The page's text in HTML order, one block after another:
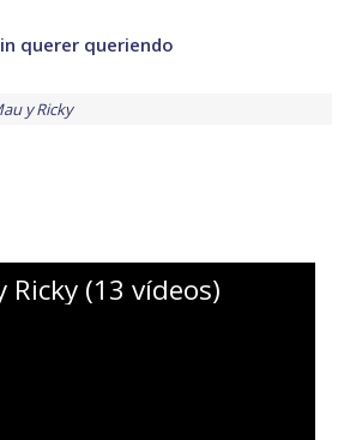
querer queriendo
y Ricky
Ricky (13 vídeos)